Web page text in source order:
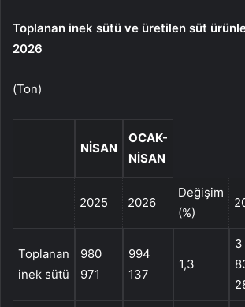
Toplanan inek sütü ve üretilen süt
2026
(Ton)
NISAN
OCAK-
NISAN
2025 2026
Değişim
(%)
Toplanan
inek sütü
980
971
994
137
1,3
3